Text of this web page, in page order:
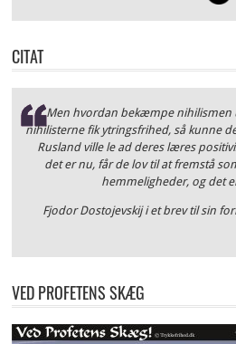
CITAT
Men hvordan bekæmpe nihilismen
nihilisterne fik ytringsfrihed, så kunne
Rusland ville le ad deres læres
det er nu, får de lov til at fremstå
hemmeligheder, og det
Fjodor Dostojevskij i et brev til sin
VED PROFETENS SKÆG